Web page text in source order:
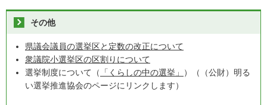
その他
県議会議員の選挙区と定数の改正について
衆議院小選挙区の区割りについて
選挙制度について（
「くらしの中の選挙」
）（（公財）明る
い選挙推進協会のページにリンクします）